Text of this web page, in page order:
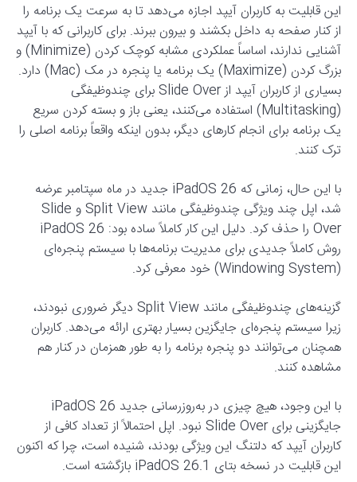
این قابلیت به کاربران آیپد اجازه می‌دهد تا به سرعت یک برنامه را
از کنار صفحه به داخل بکشند و بیرون ببرند. برای کاربرانی که با آیپد
آشنایی ندارند، اساساً عملکردی مشابه کوچک کردن (Minimize) و
بزرگ کردن (Maximize) یک برنامه یا پنجره در مک (Mac) دارد.
بسیاری از کاربران آیپد از Slide Over برای چند‌وظیفگی
(Multitasking) استفاده می‌کنند، یعنی باز و بسته کردن سریع
یک برنامه برای انجام کارهای دیگر، بدون اینکه واقعاً برنامه اصلی را
ترک کنند.
با این حال، زمانی که iPadOS 26 جدید در ماه سپتامبر عرضه
شد، اپل چند ویژگی چندوظیفگی مانند Split View و Slide
Over را حذف کرد. دلیل این کار کاملاً ساده بود: iPadOS 26
روش کاملاً جدیدی برای مدیریت برنامه‌ها با سیستم پنجره‌ای
(Windowing System) خود معرفی کرد.
گزینه‌های چندوظیفگی مانند Split View دیگر ضروری نبودند،
زیرا سیستم پنجره‌ای جایگزین بسیار بهتری ارائه می‌دهد. کاربران
همچنان می‌توانند دو پنجره برنامه را به طور همزمان در کنار هم
مشاهده کنند.
با این وجود، هیچ چیزی در به‌روزرسانی جدید iPadOS 26
جایگزینی برای Slide Over نبود. اپل احتمالاً از تعداد کافی از
کاربران آیپد که دلتنگ این ویژگی بودند، شنیده است، چرا که اکنون
این قابلیت در نسخه بتای iPadOS 26.1 بازگشته است.